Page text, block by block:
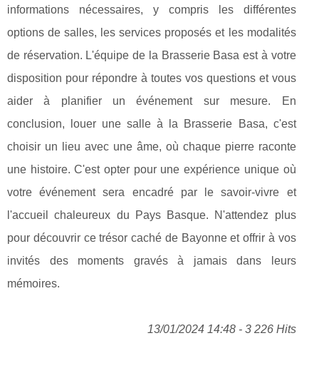
informations nécessaires, y compris les différentes
options de salles, les services proposés et les modalités
de réservation. L'équipe de la Brasserie Basa est à votre
disposition pour répondre à toutes vos questions et vous
aider à planifier un événement sur mesure. En
conclusion, louer une salle à la Brasserie Basa, c'est
choisir un lieu avec une âme, où chaque pierre raconte
une histoire. C'est opter pour une expérience unique où
votre événement sera encadré par le savoir-vivre et
l'accueil chaleureux du Pays Basque. N'attendez plus
pour découvrir ce trésor caché de Bayonne et offrir à vos
invités des moments gravés à jamais dans leurs
mémoires.
13/01/2024 14:48 - 3 226 Hits